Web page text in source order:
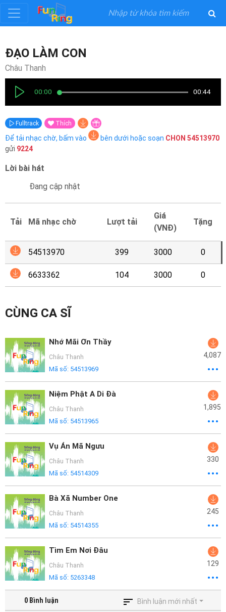
Đăng
ký
nhập
Thể
Loại
Nghệ
Mại
Hướng
Dẫn
Doanh
ĐẠO LÀM CON
Châu Thanh
00:00 00:44
Fulltrack Thích
Để tải nhạc chờ, bấm vào bên dưới hoặc soạn CHON 54513970
gửi 9224
Lời bài hát
Đang cập nhật
Tải Mã nhạc chờ Lượt tải
Giá
(VNĐ)
Tặng
54513970 399 3000 0
6633362 104 3000 0
CÙNG CA SĨ
Nhớ Mãi Ơn Thầy
Châu Thanh
Mã số: 54513969
4,087
Niệm Phật A Di Đà
Châu Thanh
Mã số: 54513965
1,895
Vụ Án Mã Ngưu
Châu Thanh
Mã số: 54514309
330
Bà Xã Number One
Châu Thanh
Mã số: 54514355
245
Tìm Em Nơi Đâu
Châu Thanh
Mã số: 5263348
129
0 Bình luận Bình luận mới nhất